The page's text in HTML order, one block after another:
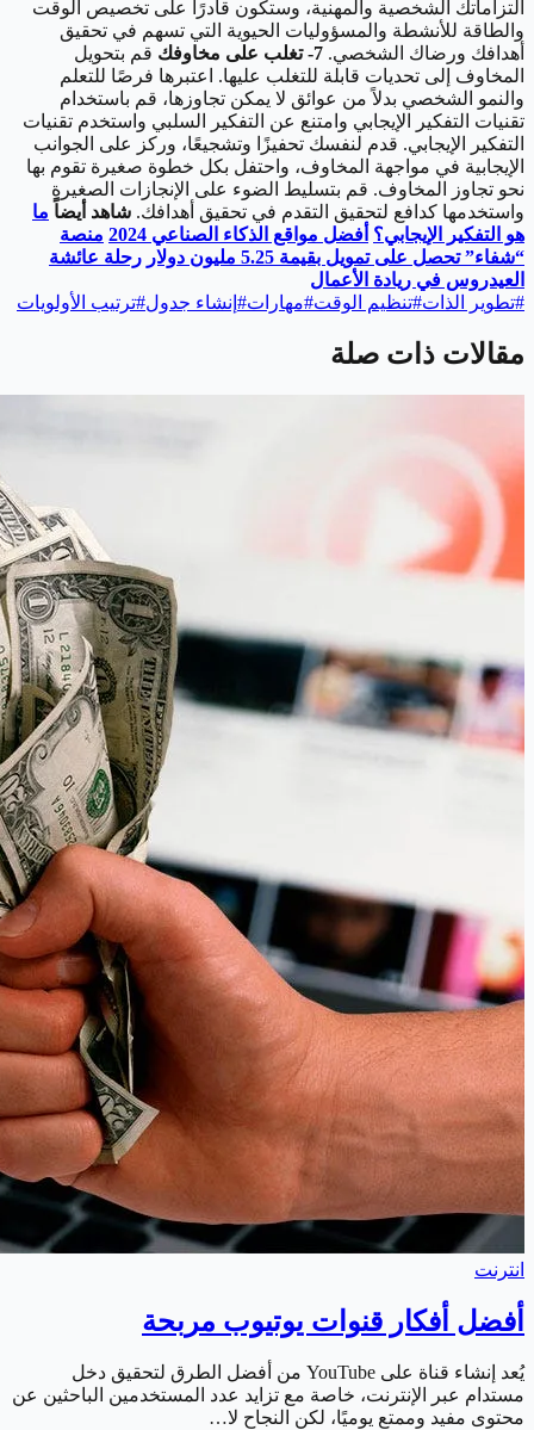
التزاماتك الشخصية والمهنية، وستكون قادرًا على تخصيص الوقت
والطاقة للأنشطة والمسؤوليات الحيوية التي تسهم في تحقيق
أهدافك ورضاك الشخصي. 7- تغلب على مخاوفك
قم بتحويل
المخاوف إلى تحديات قابلة للتغلب عليها. اعتبرها فرصًا للتعلم
والنمو الشخصي بدلاً من عوائق لا يمكن تجاوزها، قم باستخدام
تقنيات التفكير الإيجابي وامتنع عن التفكير السلبي واستخدم تقنيات
التفكير الإيجابي. قدم لنفسك تحفيزًا وتشجيعًا، وركز على الجوانب
الإيجابية في مواجهة المخاوف، واحتفل بكل خطوة صغيرة تقوم بها
نحو تجاوز المخاوف. قم بتسليط الضوء على الإنجازات الصغيرة
واستخدمها كدافع لتحقيق التقدم في تحقيق أهدافك. شاهد أيضاً ما
هو التفكير الإيجابي؟ أفضل مواقع الذكاء الصناعي 2024
منصة
“شفاء” تحصل على تمويل بقيمة 5.25 مليون دولار
رحلة عائشة
العيدروس في ريادة الأعمال
#تطوير الذات#تنظيم الوقت#مهارات# إنشاء جدول#ترتيب الأولويات
مقالات ذات صلة
انترنت
أفضل أفكار قنوات يوتيوب مربحة
يُعد إنشاء قناة على YouTube من أفضل الطرق لتحقيق دخل
مستدام عبر الإنترنت، خاصة مع تزايد عدد المستخدمين الباحثين عن
محتوى مفيد وممتع يوميًا، لكن النجاح لا…